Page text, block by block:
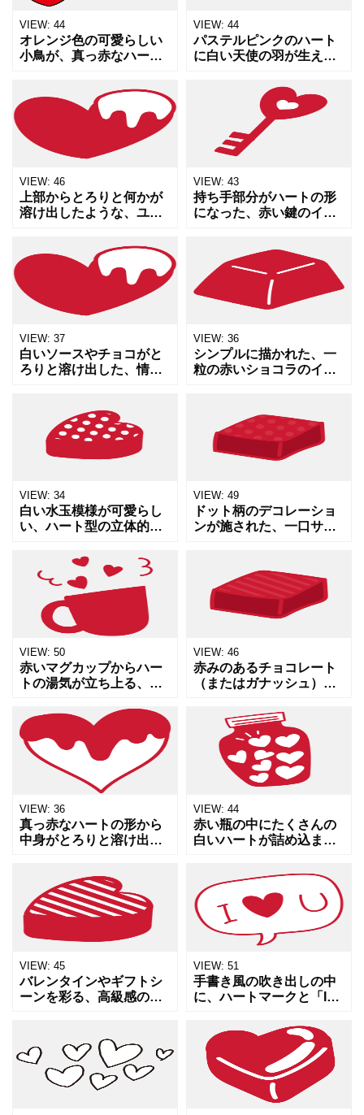
VIEW: 44
オレンジ色の可愛らしい
小鳥が、真っ赤なハート
えて運んでいるイラスト
素材です。愛を届ける、
心の鍵を開ける、大切な
想いを運ぶといったポジ
ティブ
VIEW: 44
パステルピンクのハート
に白い天使の羽が生え
ラスト素材です。自由な
愛、幸福感、心が弾むよ
うな喜びや、天国にいる
ような心地よさを象徴し
ています
VIEW: 46
上部からとろりと何かが
溶け出したような、ユニ
イラストです。恋に落ち
るイメージや、チョコレ
ートが溶ける様子、甘い
気持ちを表現するのに適
してい
VIEW: 43
持ち手部分がハートの形
になった、赤い鍵のイラ
て、バレンタインデー、
結婚祝い、防犯、セキュ
リティ、あるいは心理学
的なテー
VIEW: 37
白いソースやチョコがと
ろりと溶け出した、情熱
な愛」を視覚的に表現し
ており、バレンタインデ
ーの広告、スイーツのパ
ッケー
VIEW: 36
シンプルに描かれた、一
粒の赤いショコラのイラ
み合わせて使いやすく、
洋菓子店のロゴの一部
や、バレンタインの特設
VIEW: 34
白い水玉模様が可愛らし
い、ハート型の立体的な
です。バレンタインデー
のメッセージカードや、
ギフトボックスのデコレ
ーション、恋人へのプレ
ゼント
VIEW: 49
ドット柄のデコレーショ
ンが施された、一口サイ
ンタインデーのギフト用
ラッピングデザインや、
手作りチョコレートのレ
VIEW: 50
赤いマグカップからハー
トの湯気が立ち上る、温
ストです。コーヒーやコ
コアで一息つくリラック
スタイムや、バレンタイ
ン時期のカフェ広告、冬
VIEW: 46
赤みのあるチョコレート
（またはガナッシュ）の
なキューブ状のスイーツ
イラストです。表面にラ
インが入った上品な仕上
がりで、バレンタインデ
ーのギ
VIEW: 36
真っ赤なハートの形から
中身がとろりと溶け出し
スト素材です。チョコレ
ートが溶ける様子や、心
がときめく感情を視覚的
に表現
VIEW: 44
赤い瓶の中にたくさんの
白いハートが詰め込まれ
いベクターイラスト素材
です。愛情、想い、感謝
が詰まっている様子を表
現しており、バレンタイ
ンデー
VIEW: 45
バレンタインやギフトシ
ーンを彩る、高級感のあ
ルムとハート型のフォル
ムの2種があり、どちらも
赤を基調としたアイシン
VIEW: 51
手書き風の吹き出しの中
に、ハートマークと「I
Love You」を意味する大
人可愛いイラスト素材で
す。赤色のラインが温か
みと親しみやす